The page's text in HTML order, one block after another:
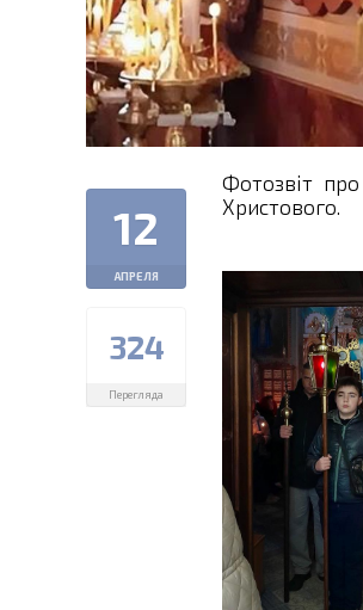
12
АПРЕЛЯ
324
Перегляда
Фотозвіт
Христового.